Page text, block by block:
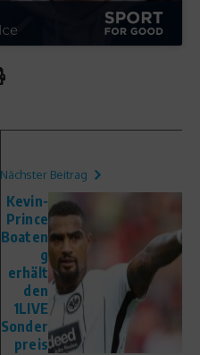
Nächster Beitrag
Kevin-
Prince
Boaten
g
erhält
den
1LIVE
Sonder
preis